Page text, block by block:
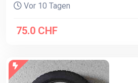
Vor 10 Tagen
75.0 CHF